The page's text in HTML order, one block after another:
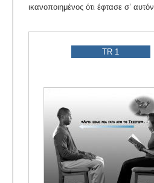
ικανοποιημένος ότι έφτασε σ’ αυτόν.
TR 1